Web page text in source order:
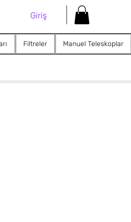
Giriş
Filtreler Manuel Teleskoplar